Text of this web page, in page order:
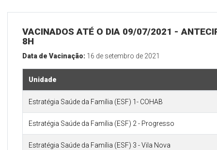
VACINADOS ATÉ O DIA 09/07/2021 -
8H
Data de Vacinação: 16 de setembro de 2021
Unidade
Estratégia Saúde da Família (ESF) 1- COHAB
Estratégia Saúde da Família (ESF) 2 - Progresso
Estratégia Saúde da Família (ESF) 3 - Vila Nova